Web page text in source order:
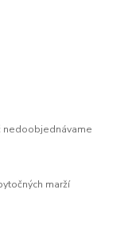
nedoobjednávame
marží